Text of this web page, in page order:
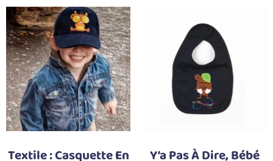
Textile : Casquette En
Y’a Pas À Dire, Bébé